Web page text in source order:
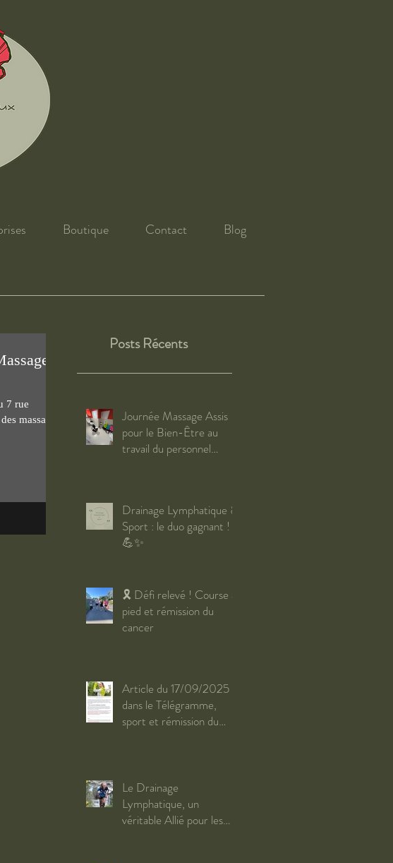
massages
Posts Récents
Journée Massage Assis
pour le Bien-Être au
travail du personnel
Drainage Lymphatique &
Sport : le duo gagnant !
💪✨
🎗️ Défi relevé ! Course à
pied et rémission du
cancer
Article du 17/09/2025
dans le Télégramme,
sport et rémission du
Le Drainage
Lymphatique, un
véritable Allié pour les
Boutique Contact Blog